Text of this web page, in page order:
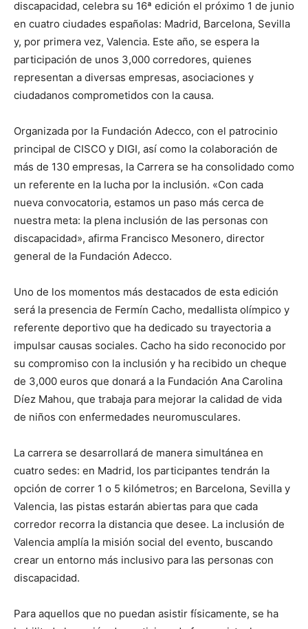
discapacidad, celebra su 16ª edición el próximo 1 de junio
en cuatro ciudades españolas: Madrid, Barcelona, Sevilla
y, por primera vez, Valencia. Este año, se espera la
participación de unos 3,000 corredores, quienes
representan a diversas empresas, asociaciones y
ciudadanos comprometidos con la causa.
Organizada por la Fundación Adecco, con el patrocinio
principal de CISCO y DIGI, así como la colaboración de
más de 130 empresas, la Carrera se ha consolidado como
un referente en la lucha por la inclusión. «Con cada
nueva convocatoria, estamos un paso más cerca de
nuestra meta: la plena inclusión de las personas con
discapacidad», afirma Francisco Mesonero, director
general de la Fundación Adecco.
Uno de los momentos más destacados de esta edición
será la presencia de Fermín Cacho, medallista olímpico y
referente deportivo que ha dedicado su trayectoria a
impulsar causas sociales. Cacho ha sido reconocido por
su compromiso con la inclusión y ha recibido un cheque
de 3,000 euros que donará a la Fundación Ana Carolina
Díez Mahou, que trabaja para mejorar la calidad de vida
de niños con enfermedades neuromusculares.
La carrera se desarrollará de manera simultánea en
cuatro sedes: en Madrid, los participantes tendrán la
opción de correr 1 o 5 kilómetros; en Barcelona, Sevilla y
Valencia, las pistas estarán abiertas para que cada
corredor recorra la distancia que desee. La inclusión de
Valencia amplía la misión social del evento, buscando
crear un entorno más inclusivo para las personas con
discapacidad.
Para aquellos que no puedan asistir físicamente, se ha